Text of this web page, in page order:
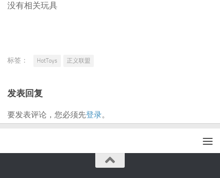
没有相关玩具
标签： HotToys 正义联盟
发表回复
要发表评论，您必须先登录。